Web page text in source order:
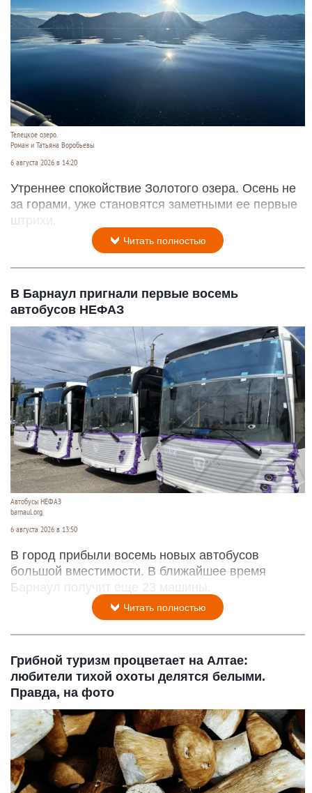
Телецкое озеро.
Роман и Татьяна Воробьевы
6 августа 2026 в 14:20
Утреннее спокойствие Золотого озера. Осень не
за горами, уже становятся заметными ее первые
штрихи.
Читать полностью
В Барнаул пригнали первые восемь
автобусов НЕФАЗ
Автобусы НЕФАЗ
barnaul.org
6 августа 2026 в 13:50
В город прибыли восемь новых автобусов
большой вместимости. В ближайшее время
Барнаул получит еще 23 машины.
Читать полностью
Грибной туризм процветает на Алтае:
любители тихой охоты делятся белыми.
Правда, на фото